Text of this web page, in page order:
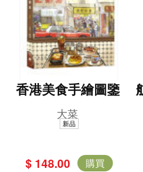
香港美食手繪圖鑒
大菜
新品
$ 148.00 購買